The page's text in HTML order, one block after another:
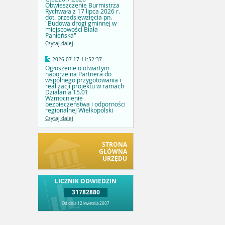
Obwieszczenie Burmistrza
Rychwała z 17 lipca 2026 r.
dot. przedsięwzięcia pn.
"Budowa drogi gminnej w
miejscowości Biała
Panieńska"
Czytaj dalej
2026-07-17 11:52:37
Ogłoszenie o otwartym
naborze na Partnera do
wspólnego przygotowania i
realizacji projektu w ramach
Działania 15.01
Wzmocnienie
bezpieczeństwa i odporności
regionalnej Wielkopolski
Czytaj dalej
STRONA
GŁÓWNA
URZĘDU
LICZNIK ODWIEDZIN
31782880
Od dnia 12 kwietnia 2007